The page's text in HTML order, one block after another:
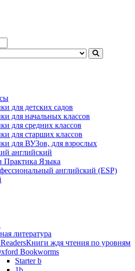
для детских садов
для начальных классов
для средних классов
для старших классов
для ВУЗов, для взрослых
английский
Практика Языка
английский (ESP)
литература
Книги ждя чтения по уровням
Bookworms
Starter b